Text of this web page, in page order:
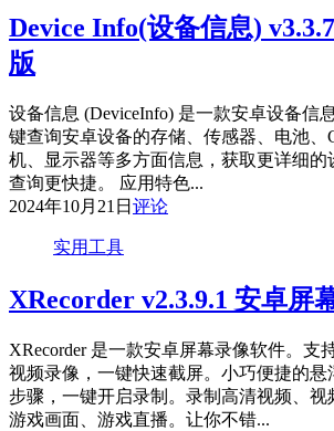
Device Info(设备信息)
版
设备信息 (DeviceInfo) 是一款安卓设备信
键查询安卓设备的存储、传感器、电池、
机、显示器等多方面信息，获取更详细的
查询更快捷。 应用特色...
2024年10月21日 评论
实用工具
XRecorder v2.3.9.1 安卓屏
XRecorder 是一款安卓屏幕录像软件。支
视频录像，一键快速截屏。小巧便捷的悬
步骤，一键开启录制。录制高清视频、视
游戏画面、游戏直播。让你不错...